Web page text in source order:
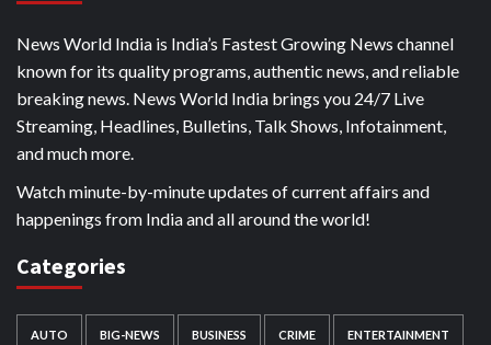
News World India is India’s Fastest Growing News channel
known for its quality programs, authentic news, and reliable
breaking news. News World India brings you 24/7 Live
Streaming, Headlines, Bulletins, Talk Shows, Infotainment,
and much more.
Watch minute-by-minute updates of current affairs and
happenings from India and all around the world!
Categories
AUTO BIG-NEWS BUSINESS CRIME ENTERTAINMENT